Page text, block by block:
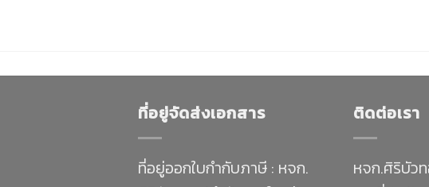
ที่อยู่จัดส่งเอกสาร
ที่อยู่ออกใบกำกับภาษี : หจก.
ติดต่อเรา
หจก.ศิริบัว